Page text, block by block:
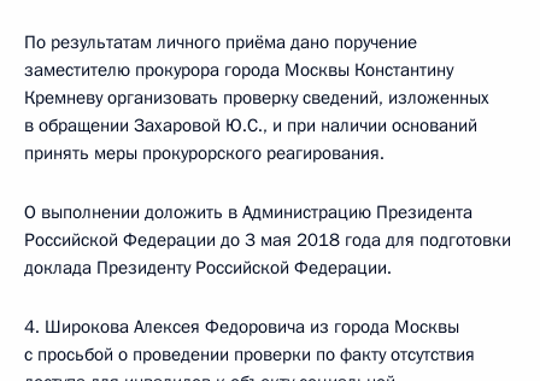
По результатам личного приёма дано поручение
заместителю прокурора города Москвы Константину
Кремневу организовать проверку сведений, изложенных
в обращении Захаровой Ю.С., и при наличии оснований
принять меры прокурорского реагирования.
О выполнении доложить в Администрацию Президента
Российской Федерации до 3 мая 2018 года для подготовки
доклада Президенту Российской Федерации.
4. Широкова Алексея Федоровича из города Москвы
с просьбой о проведении проверки по факту отсутствия